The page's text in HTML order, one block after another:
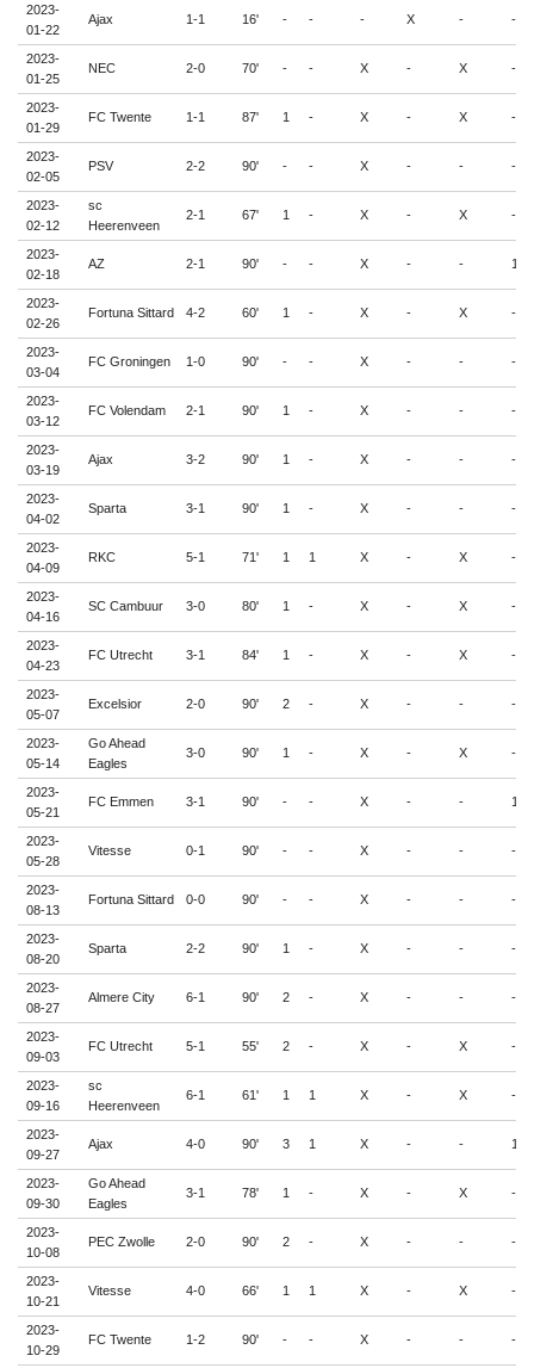
2023-
01-22
Ajax 1-1 16' - - - X - -
2023-
01-25
NEC 2-0 70' - - X - X -
2023-
01-29
FC Twente 1-1 87' 1 - X - X -
2023-
02-05
PSV 2-2 90' - - X - - -
2023-
02-12
sc
Heerenveen
2-1 67' 1 - X - X -
2023-
02-18
AZ 2-1 90' - - X - - 1
2023-
02-26
Fortuna Sittard 4-2 60' 1 - X - X -
2023-
03-04
FC Groningen 1-0 90' - - X - - -
2023-
03-12
FC Volendam 2-1 90' 1 - X - - -
2023-
03-19
Ajax 3-2 90' 1 - X - - -
2023-
04-02
Sparta 3-1 90' 1 - X - - -
2023-
04-09
RKC 5-1 71' 1 1 X - X -
2023-
04-16
SC Cambuur 3-0 80' 1 - X - X -
2023-
04-23
FC Utrecht 3-1 84' 1 - X - X -
2023-
05-07
Excelsior 2-0 90' 2 - X - - -
2023-
05-14
Go Ahead
Eagles
3-0 90' 1 - X - X -
2023-
05-21
FC Emmen 3-1 90' - - X - - 1
2023-
05-28
Vitesse 0-1 90' - - X - - -
2023-
08-13
Fortuna Sittard 0-0 90' - - X - - -
2023-
08-20
Sparta 2-2 90' 1 - X - - -
2023-
08-27
Almere City 6-1 90' 2 - X - - -
2023-
09-03
FC Utrecht 5-1 55' 2 - X - X -
2023-
09-16
sc
Heerenveen
6-1 61' 1 1 X - X -
2023-
09-27
Ajax 4-0 90' 3 1 X - - 1
2023-
09-30
Go Ahead
Eagles
3-1 78' 1 - X - X -
2023-
10-08
PEC Zwolle 2-0 90' 2 - X - - -
2023-
10-21
Vitesse 4-0 66' 1 1 X - X -
2023-
10-29
FC Twente 1-2 90' - - X - - -